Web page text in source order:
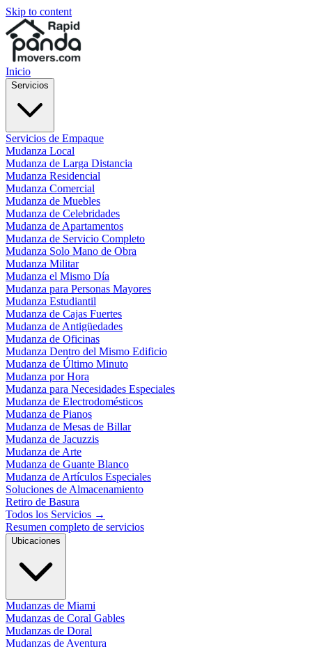
Skip to content
Inicio
Servicios
Servicios de Empaque
Mudanza Local
Mudanza de Larga Distancia
Mudanza Residencial
Mudanza Comercial
Mudanza de Muebles
Mudanza de Celebridades
Mudanza de Apartamentos
Mudanza de Servicio Completo
Mudanza Solo Mano de Obra
Mudanza Militar
Mudanza el Mismo Día
Mudanza para Personas Mayores
Mudanza Estudiantil
Mudanza de Cajas Fuertes
Mudanza de Antigüedades
Mudanza de Oficinas
Mudanza Dentro del Mismo Edificio
Mudanza de Último Minuto
Mudanza por Hora
Mudanza para Necesidades Especiales
Mudanza de Electrodomésticos
Mudanza de Pianos
Mudanza de Mesas de Billar
Mudanza de Jacuzzis
Mudanza de Arte
Mudanza de Guante Blanco
Mudanza de Artículos Especiales
Soluciones de Almacenamiento
Retiro de Basura
Todos los Servicios →
Resumen completo de servicios
Ubicaciones
Mudanzas de Miami
Mudanzas de Coral Gables
Mudanzas de Doral
Mudanzas de Aventura